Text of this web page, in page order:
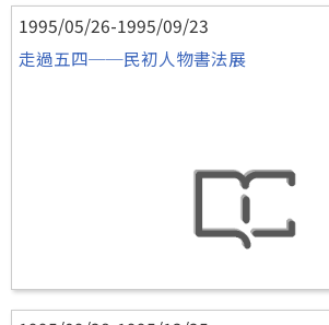
1995/05/26-1995/09/23
走過五四──民初人物書法展